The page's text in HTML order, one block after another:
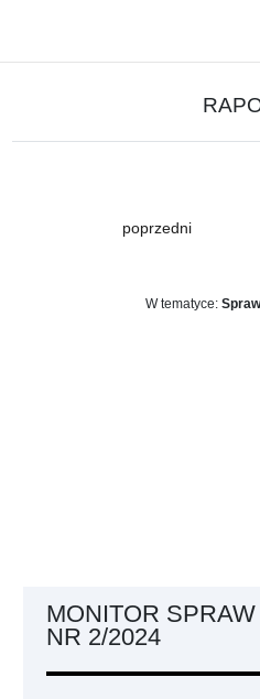
poprzedni
W tematyce:
MONITOR
NR 2/2024